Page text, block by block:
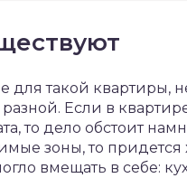
такой квартиры,
Если в
то дело обстоит
зоны, то придется
вмещать в себе: